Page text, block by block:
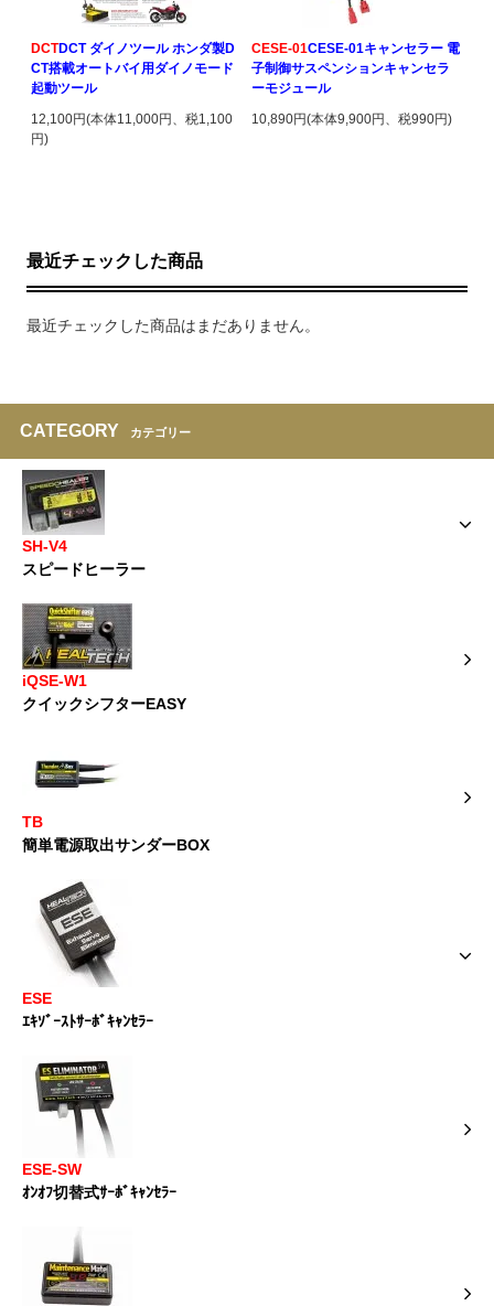
DCTDCT ダイノツール ホンダ製D
CT搭載オートバイ用ダイノモード
起動ツール
12,100円(本体11,000円、税1,100
円)
CESE-01CESE-01キャンセラー 電
子制御サスペンションキャンセラ
ーモジュール
10,890円(本体9,900円、税990円)
最近チェックした商品
最近チェックした商品はまだありません。
CATEGORY カテゴリー
SH-V4
スピードヒーラー
iQSE-W1
クイックシフターEASY
TB
簡単電源取出サンダーBOX
ESE
ｴｷｿﾞｰｽﾄｻｰﾎﾞｷｬﾝｾﾗｰ
ESE-SW
ｵﾝｵﾌ切替式ｻｰﾎﾞｷｬﾝｾﾗｰ